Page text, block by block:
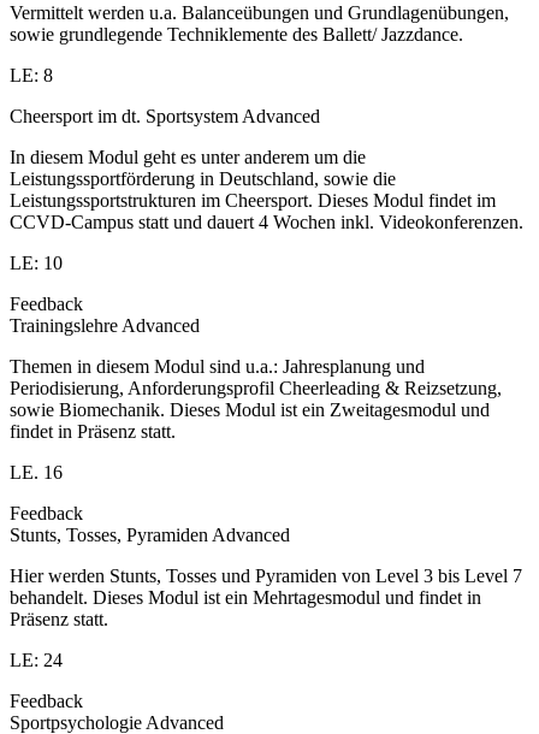
Vermittelt werden u.a. Balanceübungen und Grundlagenübungen,
sowie grundlegende Techniklemente des Ballett/ Jazzdance.
LE: 8
Cheersport im dt. Sportsystem Advanced
In diesem Modul geht es unter anderem um die
Leistungssportförderung in Deutschland, sowie die
Leistungssportstrukturen im Cheersport. Dieses Modul findet im
CCVD-Campus statt und dauert 4 Wochen inkl. Videokonferenzen.
LE: 10
Feedback
Trainingslehre Advanced
Themen in diesem Modul sind u.a.: Jahresplanung und
Periodisierung, Anforderungsprofil Cheerleading & Reizsetzung,
sowie Biomechanik. Dieses Modul ist ein Zweitagesmodul und
findet in Präsenz statt.
LE. 16
Feedback
Stunts, Tosses, Pyramiden Advanced
Hier werden Stunts, Tosses und Pyramiden von Level 3 bis Level 7
behandelt. Dieses Modul ist ein Mehrtagesmodul und findet in
Präsenz statt.
LE: 24
Feedback
Sportpsychologie Advanced